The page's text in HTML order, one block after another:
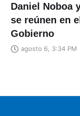
Daniel Noboa
se reúnen en
Gobierno
agosto 6, 3:34 PM